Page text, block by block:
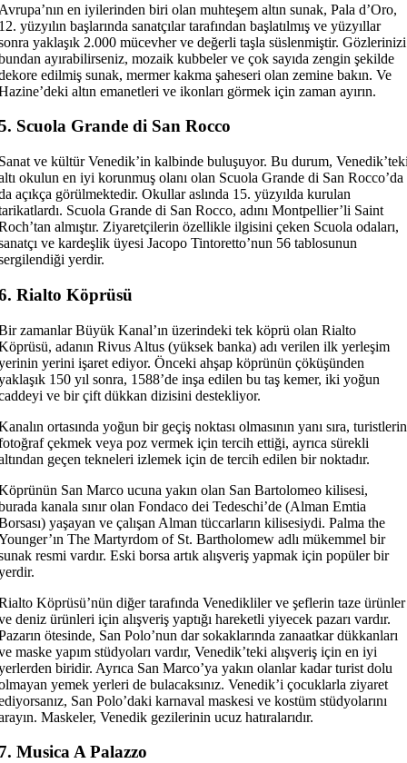
en iyilerinden biri olan muhteşem altın sunak, Pala d’Oro,
yüzyılın başlarında sanatçılar tarafından başlatılmış ve yüzyıllar
yaklaşık 2.000 mücevher ve değerli taşla süslenmiştir. Gözlerinizi
ayırabilirseniz, mozaik kubbeler ve çok sayıda zengin şekilde
edilmiş sunak, mermer kakma şaheseri olan zemine bakın. Ve
altın emanetleri ve ikonları görmek için zaman ayırın.
Scuola Grande di San Rocco
ve kültür Venedik’in kalbinde buluşuyor. Bu durum,
okulun en iyi korunmuş olanı olan Scuola Grande di San Rocco’da
açıkça görülmektedir. Okullar aslında 15. yüzyılda kurulan
Scuola Grande di San Rocco, adını Montpellier’li Saint
almıştır. Ziyaretçilerin özellikle ilgisini çeken Scuola odaları,
ve kardeşlik üyesi Jacopo Tintoretto’nun 56 tablosunun
yerdir.
Rialto Köprüsü
zamanlar Büyük Kanal’ın üzerindeki tek köprü olan Rialto
adanın Rivus Altus (yüksek banka) adı verilen ilk yerleşim
yerini işaret ediyor. Önceki ahşap köprünün çöküşünden
150 yıl sonra, 1588’de inşa edilen bu taş kemer, iki yoğun
ve bir çift dükkan dizisini destekliyor.
ortasında yoğun bir geçiş noktası olmasının yanı sıra, turistlerin
çekmek veya poz vermek için tercih ettiği, ayrıca sürekli
geçen tekneleri izlemek için de tercih edilen bir noktadır.
San Marco ucuna yakın olan San Bartolomeo kilisesi,
kanala sınır olan Fondaco dei Tedeschi’de (Alman Emtia
yaşayan ve çalışan Alman tüccarların kilisesiydi. Palma the
The Martyrdom of St. Bartholomew adlı mükemmel bir
resmi vardır. Eski borsa artık alışveriş yapmak için popüler bir
Köprüsü’nün diğer tarafında Venedikliler ve şeflerin taze ürünler
deniz ürünleri için alışveriş yaptığı hareketli yiyecek pazarı vardır.
ötesinde, San Polo’nun dar sokaklarında zanaatkar dükkanları
maske yapım stüdyoları vardır, Venedik’teki alışveriş için en iyi
biridir. Ayrıca San Marco’ya yakın olanlar kadar turist dolu
yemek yerleri de bulacaksınız. Venedik’i çocuklarla ziyaret
San Polo’daki karnaval maskesi ve kostüm stüdyolarını
Maskeler, Venedik gezilerinin ucuz hatıralarıdır.
Musica A Palazzo